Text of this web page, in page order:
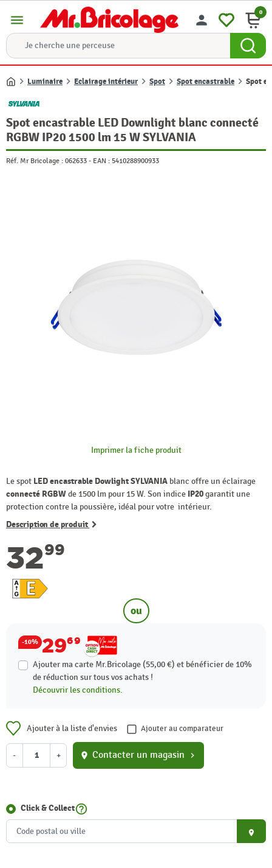
menu person 0
Accueil
Luminaire Eclairage intérieur Spot Spot encastrable Spot
Spot encastrable LED Downlight blanc connecté
RGBW IP20 1500 lm 15 W SYLVANIA
Réf. Mr Bricolage : 062633 - EAN : 5410288900933
Imprimer la fiche produit
Le spot LED encastrable Dowlight SYLVANIA blanc offre un éclairage
connecté RGBWde 1500 lm pour 15 W. Son indice IP20garantit une
protection contre la poussière, idéal pour votre intérieur.
Description de produit
3299
ou
-10% 2969
Ajouter ma carte Mr.Bricolage (55,00 €) et bénéficier de 10%
de réduction sur tous vos achats !
Découvrir les conditions.
Ajouter à la liste d'envies Ajouter au comparateur
- + location_on Contacter un magasin chevron_right
Click & Collecthelp_outline
place